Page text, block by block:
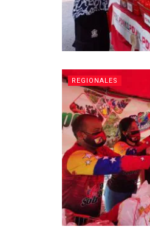
REGIONALES